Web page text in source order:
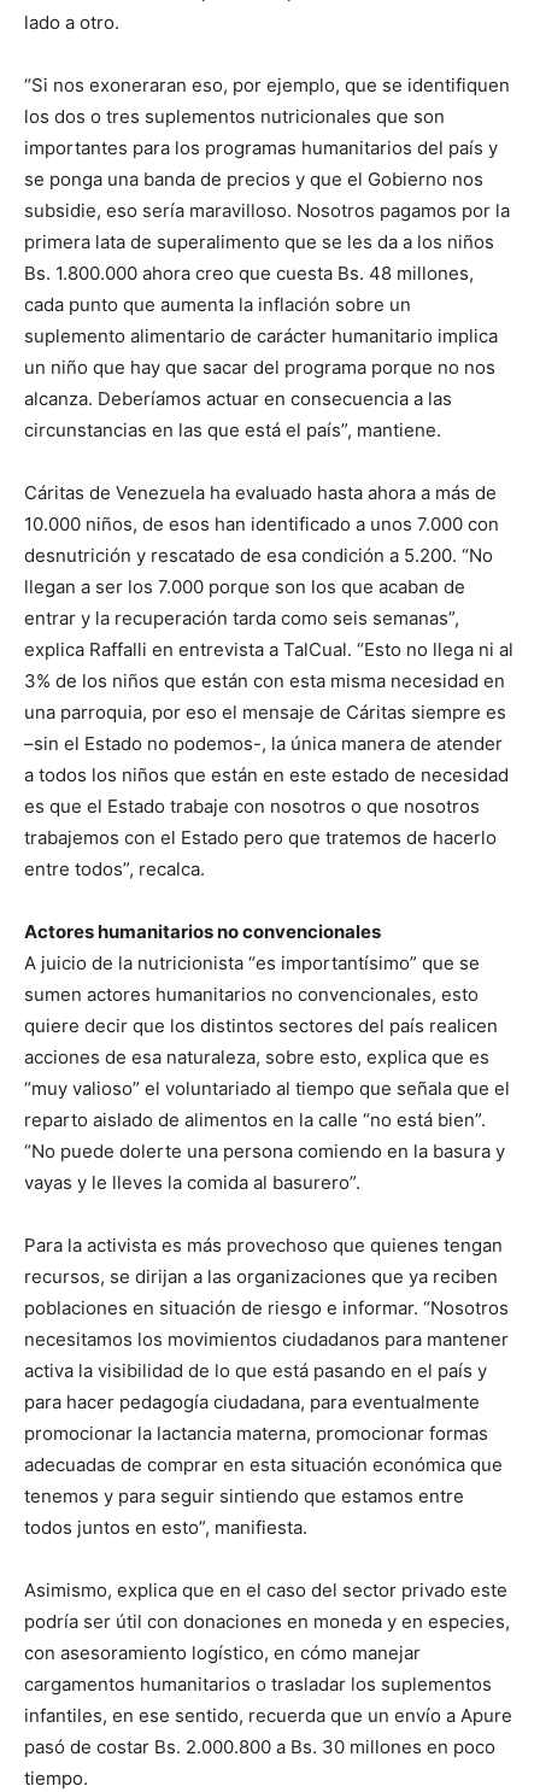
lado a otro.
“Si nos exoneraran eso, por ejemplo, que se identifiquen
los dos o tres suplementos nutricionales que son
importantes para los programas humanitarios del país y
se ponga una banda de precios y que el Gobierno nos
subsidie, eso sería maravilloso. Nosotros pagamos por la
primera lata de superalimento que se les da a los niños
Bs. 1.800.000 ahora creo que cuesta Bs. 48 millones,
cada punto que aumenta la inflación sobre un
suplemento alimentario de carácter humanitario implica
un niño que hay que sacar del programa porque no nos
alcanza. Deberíamos actuar en consecuencia a las
circunstancias en las que está el país”, mantiene.
Cáritas de Venezuela ha evaluado hasta ahora a más de
10.000 niños, de esos han identificado a unos 7.000 con
desnutrición y rescatado de esa condición a 5.200. “No
llegan a ser los 7.000 porque son los que acaban de
entrar y la recuperación tarda como seis semanas”,
explica Raffalli en entrevista a TalCual. “Esto no llega ni al
3% de los niños que están con esta misma necesidad en
una parroquia, por eso el mensaje de Cáritas siempre es
–sin el Estado no podemos-, la única manera de atender
a todos los niños que están en este estado de necesidad
es que el Estado trabaje con nosotros o que nosotros
trabajemos con el Estado pero que tratemos de hacerlo
entre todos”, recalca.
Actores humanitarios no convencionales
A juicio de la nutricionista “es importantísimo” que se
sumen actores humanitarios no convencionales, esto
quiere decir que los distintos sectores del país realicen
acciones de esa naturaleza, sobre esto, explica que es
“muy valioso” el voluntariado al tiempo que señala que el
reparto aislado de alimentos en la calle “no está bien”.
“No puede dolerte una persona comiendo en la basura y
vayas y le lleves la comida al basurero”.
Para la activista es más provechoso que quienes tengan
recursos, se dirijan a las organizaciones que ya reciben
poblaciones en situación de riesgo e informar. “Nosotros
necesitamos los movimientos ciudadanos para mantener
activa la visibilidad de lo que está pasando en el país y
para hacer pedagogía ciudadana, para eventualmente
promocionar la lactancia materna, promocionar formas
adecuadas de comprar en esta situación económica que
tenemos y para seguir sintiendo que estamos entre
todos juntos en esto”, manifiesta.
Asimismo, explica que en el caso del sector privado este
podría ser útil con donaciones en moneda y en especies,
con asesoramiento logístico, en cómo manejar
cargamentos humanitarios o trasladar los suplementos
infantiles, en ese sentido, recuerda que un envío a Apure
pasó de costar Bs. 2.000.800 a Bs. 30 millones en poco
tiempo.